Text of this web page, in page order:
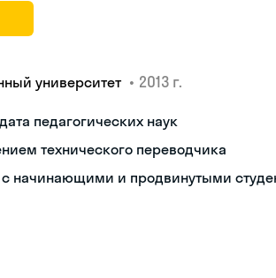
университет • 2013 г.
педагогических наук
технического переводчика
начинающими и продвинутыми